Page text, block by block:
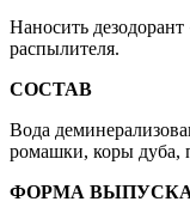
Наносить
распылителя.
СОСТАВ
Вода
ромашки, коры дуба,
ФОРМА